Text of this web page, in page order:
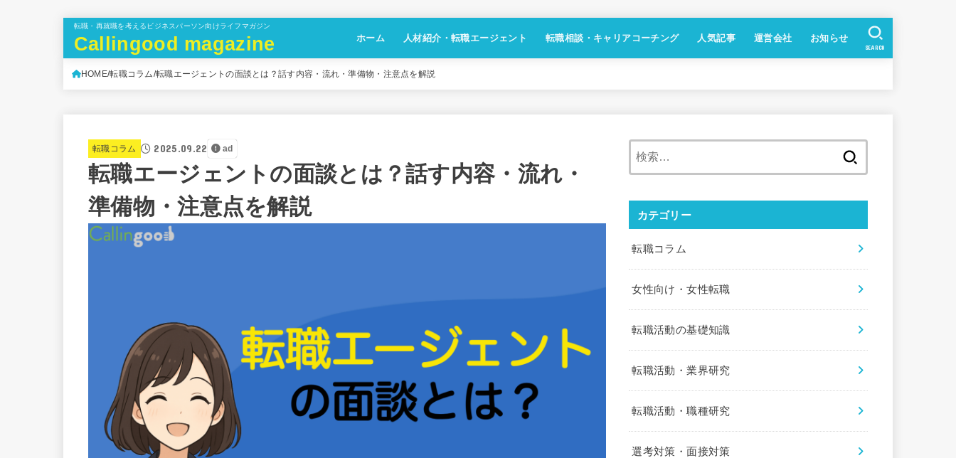
転職・再就職を考えるビジネスパーソン向けライフマガジン
Callingood magazine ホーム 人材紹介・転職エージェント 転職相談・キャリアコーチング 人気記事 運営会社 お知らせ
SEARCH
HOME 転職コラム 転職エージェントの面談とは？話す内容・流れ・準備物・注意点を解説
転職コラム 2025.09.22 ad
転職エージェントの面談とは？話す内容・流れ・
準備物・注意点を解説
カテゴリー
転職コラム
女性向け・女性転職
転職活動の基礎知識
転職活動・業界研究
転職活動・職種研究
選考対策・面接対策